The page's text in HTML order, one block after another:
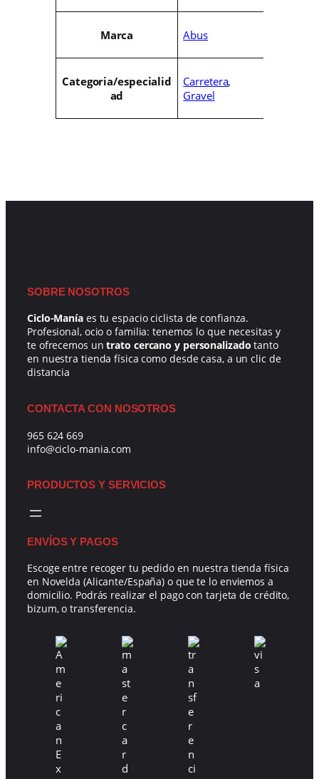
t
o
r
Marca Abus
Categoria/especialid
ad
Carretera,
Gravel
SOBRE NOSOTROS
Ciclo-Maníaes tu espacio ciclista de confianza.
Profesional, ocio o familia: tenemos lo que necesitas y
te ofrecemos untrato cercano y personalizado tanto
en nuestra tienda física como desde casa, a un clic de
distancia
CONTACTA CON NOSOTROS
965 624 669
info@ciclo-mania.com
PRODUCTOS Y SERVICIOS
ENVÍOS Y PAGOS
Escoge entre recoger tu pedido en nuestra tienda física
en Novelda (Alicante/España) o que te lo enviemos a
domicilio. Podrás realizar el pago con tarjeta de crédito,
bizum, o transferencia.